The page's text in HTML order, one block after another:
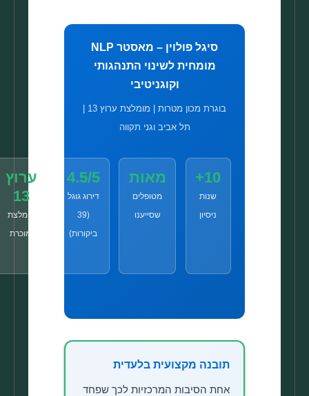
סיגל פולוין – מאסטר NLP
מומחית לשינוי התנהגותי
וקוגניטיבי
בוגרת מכון מטרות | מומלצת ערוץ 13 |
תל אביב וגני תקווה
10+
שנות
ניסיון
מאות
מטופלים
שסייענו
4.5/5
דירוג גוגל
(39
ביקורות)
ערוץ
13
מומלצת
ומוכרת
תובנה מקצועית בלעדית
אחת הסיבות המרכזיות לכך שפחד